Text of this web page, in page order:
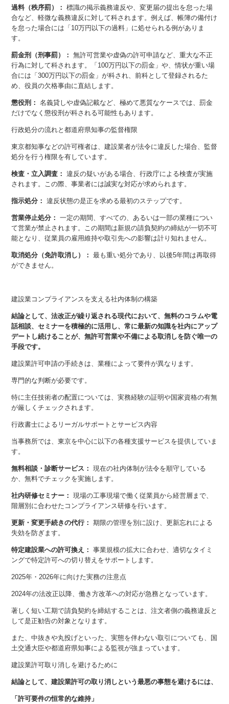
過料（秩序罰）： 標識の掲示義務違反や、変更届の提出を怠った場
合など、軽微な義務違反に対して科されます。例えば、帳簿の備付け
を怠った場合には「10万円以下の過料」に処せられる例がありま
す。
罰金刑（刑事罰）： 無許可営業や虚偽の許可申請など、重大な不正
行為に対して科されます。「100万円以下の罰金」や、情状が重い場
合には「300万円以下の罰金」が科され、前科として登録されるた
め、役員の欠格事由に直結します。
懲役刑： 名義貸しや虚偽記載など、極めて悪質なケースでは、罰金
だけでなく懲役刑が科される可能性もあります。
行政処分の流れと都道府県知事の監督権限
東京都知事などの許可権者は、建設業者が法令に違反した場合、監督
処分を行う権限を有しています。
検査・立入調査： 違反の疑いがある場合、行政庁による検査が実施
されます。この際、事業者には誠実な対応が求められます。
指示処分： 違反状態の是正を求める最初のステップです。
営業停止処分： 一定の期間、すべての、あるいは一部の業種につい
て営業が禁止されます。この期間は新規の請負契約の締結が一切不可
能となり、従業員の雇用維持や取引先への影響は計り知れません。
取消処分（免許取消し）： 最も重い処分であり、以後5年間は再取得
ができません。
建設業コンプライアンスを支える社内体制の構築
結論として、法改正が繰り返される現代において、無料のコラムや電
話相談、セミナーを積極的に活用し、常に最新の知識を社内にアップ
デートし続けることが、無許可営業や不備による取消しを防ぐ唯一の
手段です。
建設業許可申請の手続きは、業種によって要件が異なります。
専門的な判断が必要です。
特に主任技術者の配置については、実務経験の証明や国家資格の有無
が厳しくチェックされます。
行政書士によるリーガルサポートとサービス内容
当事務所では、東京を中心に以下の各種支援サービスを提供していま
す。
無料相談・診断サービス： 現在の社内体制が法令を順守している
か、無料でチェックを実施します。
社内研修セミナー： 現場の工事現場で働く従業員から経営層まで、
階層別に合わせたコンプライアンス研修を行います。
更新・変更手続きの代行： 期限の管理を別に設け、更新忘れによる
失効を防ぎます。
特定建設業への許可換え： 事業規模の拡大に合わせ、適切なタイミ
ングで特定許可への切り替えをサポートします。
2025年・2026年に向けた実務の注意点
2024年の法改正以降、働き方改革への対応が急務となっています。
著しく短い工期で請負契約を締結することは、注文者側の義務違反と
して是正勧告の対象となります。
また、中抜きや丸投げといった、実態を伴わない取引についても、国
土交通大臣や都道府県知事による監視が強まっています。
建設業許可取り消しを避けるために
結論として、建設業許可の取り消しという最悪の事態を避けるには、
「許可要件の恒常的な維持」